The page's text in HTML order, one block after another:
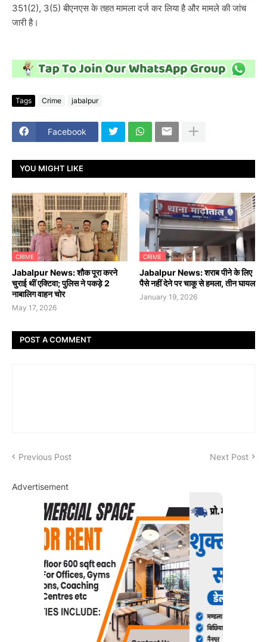
351(2), 3(5) बीएनएस के तहत मामला दर्ज कर लिया है और मामले की जांच
जारी है।
Tags Crime jabalpur
Facebook
YOU MIGHT LIKE
CRIME
Jabalpur News: शौक पूरा करने
चुराई थीं एक्टिवा; पुलिस ने पकड़े 2
नाबालिग वाहन चोर
May 17, 2026
CRIME
Jabalpur News: शराब पीने के लिए
पैसे नहीं देने पर चाकू से हमला, तीन घायल
January 19, 2026
POST A COMMENT
Previous Post Next Post
Advertisement